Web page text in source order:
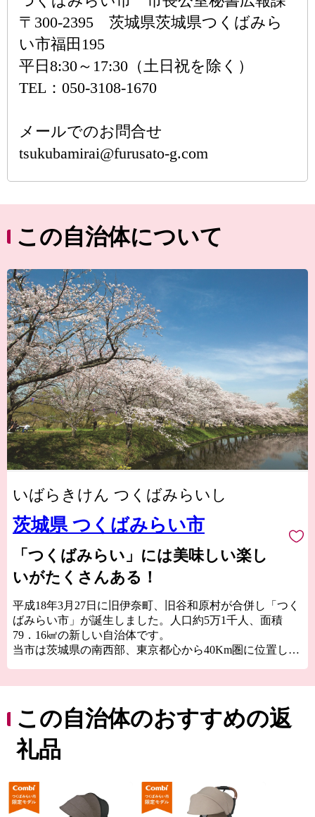
〒300-2395 茨城県茨城県つくばみら
い市福田195
平日8:30～17:30（土日祝を除く）
TEL：050-3108-1670
メールでのお問合せ
tsukubamirai@furusato-g.com
この自治体について
いばらきけん つくばみらいし
茨城県 つくばみらい市
「つくばみらい」には美味しい楽し
いがたくさんある！
平成18年3月27日に旧伊奈町、旧谷和原村が合併し「つく
ばみらい市」が誕生しました。人口約5万1千人、面積
79．16㎢の新しい自治体です。
当市は茨城県の南西部、東京都心から40Km圏に位置し、
れています。
道路網は、北部に国道354号線、西側に国道294号線，中
央部を常磐自動車道が走り、国道294号線と交差し谷和原
ICがあり交通の利便がはかられています。
「つくばエクスプレス」が走り、みらい平駅から東京秋
葉原まで最速で40分、つくばまでは12分で結ばれまし
た。
この自治体のおすすめの返
礼品